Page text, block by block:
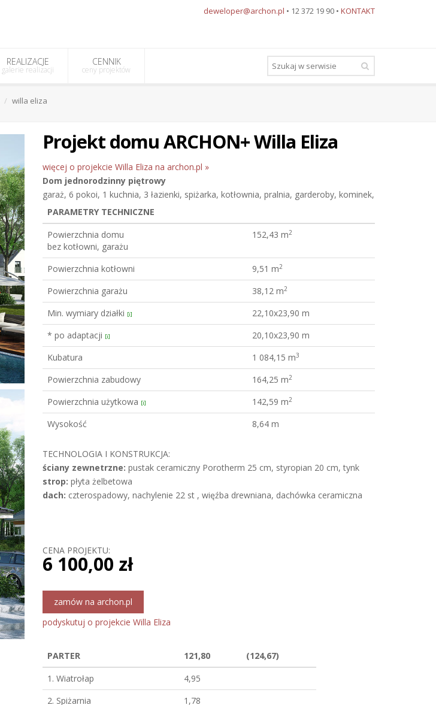
deweloper@archon.pl • 12 372 19 90 • KONTAKT
REALIZACJE
galerie realizacji
CENNIK
ceny projektów
willa eliza
Projekt domu ARCHON+ Willa Eliza
więcej o projekcie Willa Eliza na archon.pl »
Dom jednorodzinny piętrowy
garaż, 6 pokoi, 1 kuchnia, 3 łazienki, spiżarka, kotłownia, pralnia, garderoby, kominek,
PARAMETRY TECHNICZNE
Powierzchnia domu
bez kotłowni, garażu
152,43 m2
Powierzchnia kotłowni 9,51 m2
Powierzchnia garażu 38,12 m2
Min. wymiary działki [i]
22,10x23,90 m
* po adaptacji [i]
20,10x23,90 m
Kubatura
1 084,15 m3
Powierzchnia zabudowy 164,25 m2
Powierzchnia użytkowa [i] 142,59 m2
Wysokość 8,64 m
TECHNOLOGIA I KONSTRUKCJA:
ściany zewnetrzne: pustak ceramiczny Porotherm 25 cm, styropian 20 cm, tynk
strop: płyta żelbetowa
dach: czterospadowy, nachylenie 22 st , więźba drewniana, dachówka ceramiczna
CENA PROJEKTU:
6 100,00 zł
zamów na archon.pl
podyskutuj o projekcie Willa Eliza
PARTER 121,80
(124,67)
1. Wiatrołap
4,95
2. Spiżarnia
1,78